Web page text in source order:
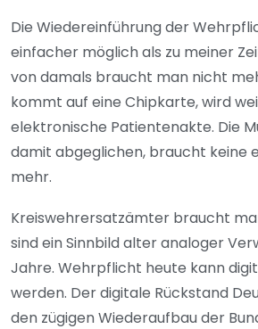
Die Wiedereinführung der
einfacher möglich als zu meiner
von damals braucht man nicht
kommt auf eine Chipkarte, wird
elektronische Patientenakte. Die
damit abgeglichen, braucht keine
mehr.
Kreiswehrersatzämter braucht
sind ein Sinnbild alter analoger
Jahre. Wehrpflicht heute kann
werden. Der digitale Rückstand
den zügigen Wiederaufbau der